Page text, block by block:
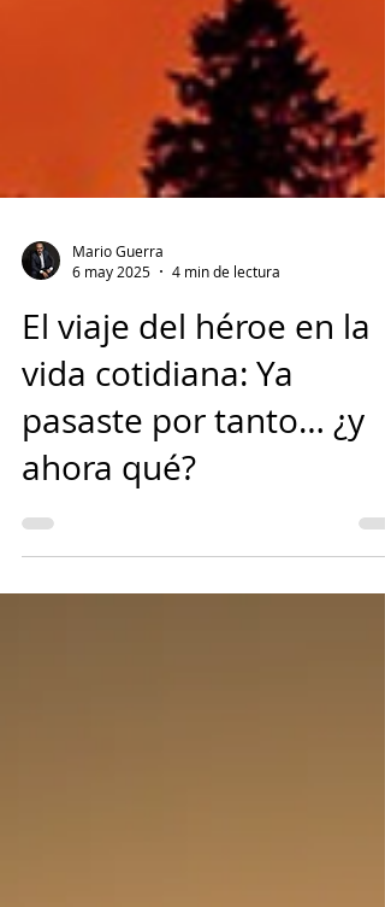
Mario Guerra
6 may 2025
4 min de lectura
El viaje del héroe en la
vida cotidiana: Ya
pasaste por tanto… ¿y
ahora qué?